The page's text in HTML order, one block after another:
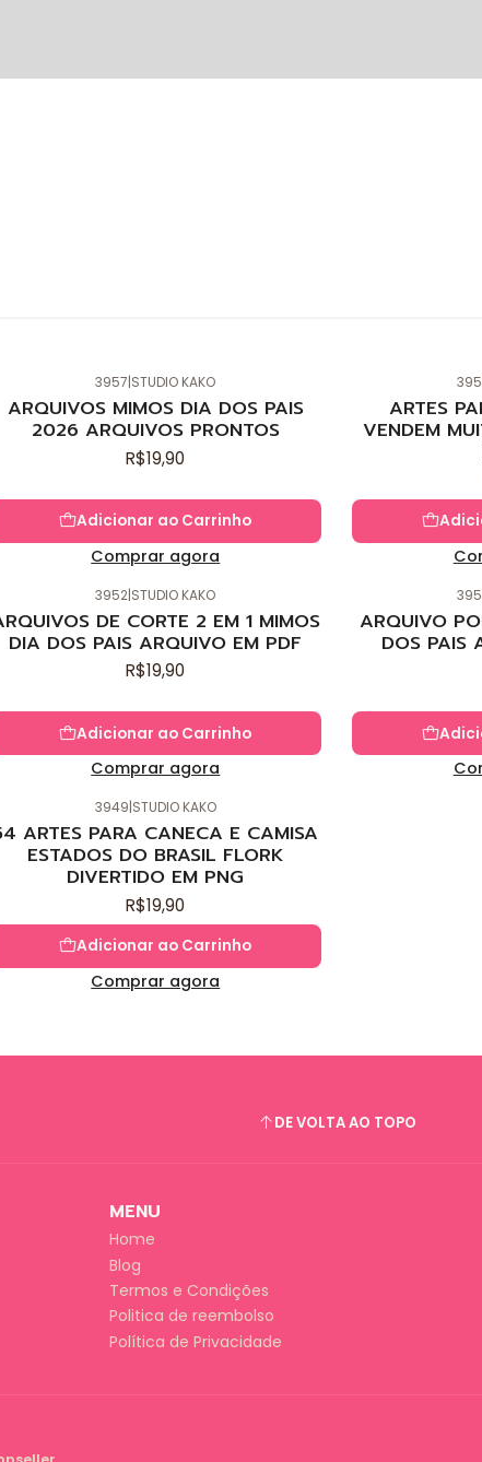
3957|STUDIO KAKO
ARQUIVOS MIMOS DIA DOS PAIS
2026 ARQUIVOS PRONTOS
R$19,90
Adicionar ao Carrinho
Comprar agora
ARTES
VENDEM
3952|STUDIO KAKO
DE CORTE 2 EM 1 MIMOS
DIA DOS PAIS ARQUIVO EM PDF
R$19,90
Adicionar ao Carrinho
Comprar agora
ARQUIVO
DOS PAIS
3949|STUDIO KAKO
ARTES PARA CANECA E CAMISA
ESTADOS DO BRASIL FLORK
DIVERTIDO EM PNG
R$19,90
Adicionar ao Carrinho
Comprar agora
DE VOLTA AO TOPO
MENU
Home
Blog
Termos e Condições
Politica de reembolso
Política de Privacidade